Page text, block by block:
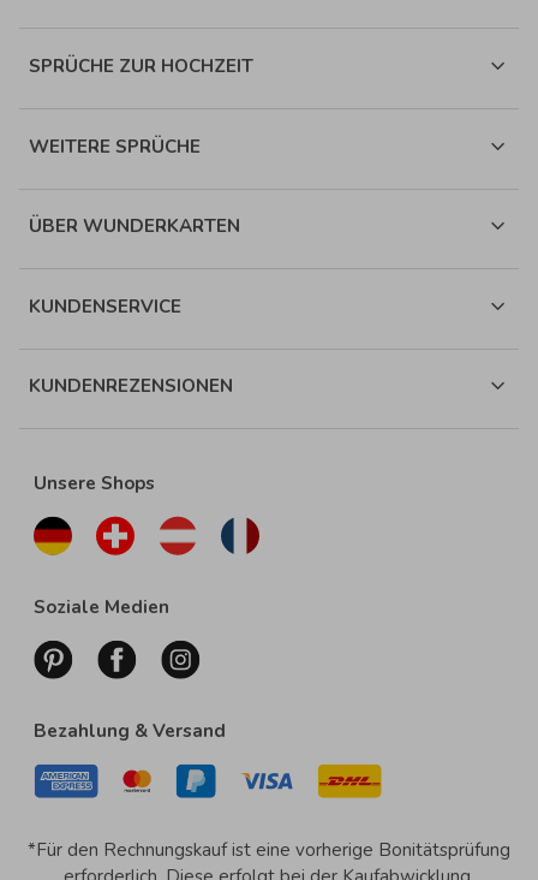
SPRÜCHE ZUR HOCHZEIT
WEITERE SPRÜCHE
ÜBER WUNDERKARTEN
KUNDENSERVICE
KUNDENREZENSIONEN
Unsere Shops
Soziale Medien
Bezahlung & Versand
*Für den Rechnungskauf ist eine vorherige Bonitätsprüfung